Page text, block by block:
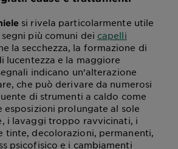
si rivela particolarmente utile
più comuni dei capelli
la secchezza, la formazione di
lucentezza e la maggiore
indicano un’alterazione
che può derivare da numerosi
di strumenti a caldo come
esposizioni prolungate al sole
i lavaggi troppo ravvicinati, i
tinte, decolorazioni, permanenti,
psicofisico e i cambiamenti